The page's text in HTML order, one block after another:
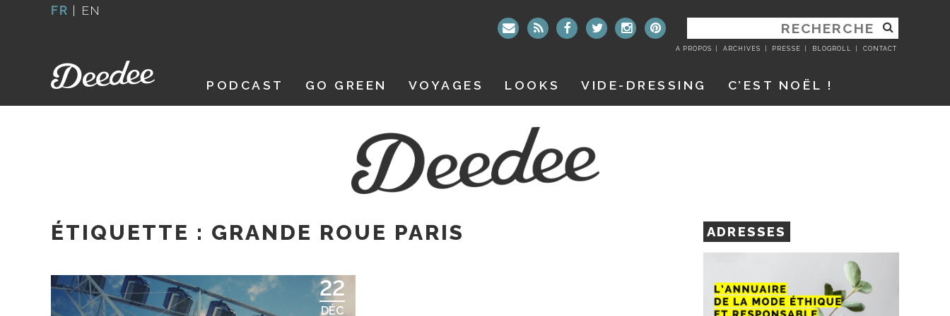
FR | EN
RECHERCHER
:
A PROPOS ARCHIVES PRESSE BLOGROLL CONTACT
PODCAST GO GREEN VOYAGES LOOKS VIDE-DRESSING C’EST NOËL !
ÉTIQUETTE : GRANDE ROUE PARIS
22
DÉC
ADRESSES